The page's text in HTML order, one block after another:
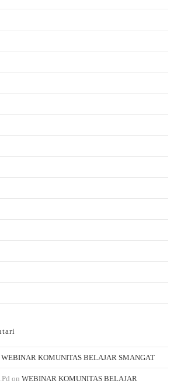
WEBINAR KOMUNITAS BELAJAR SMANGAT
onWEBINAR KOMUNITAS BELAJAR